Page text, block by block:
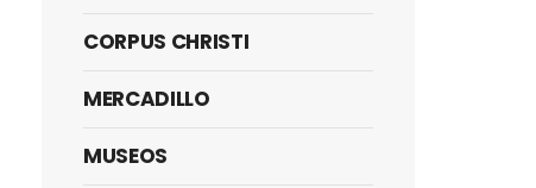
CORPUS CHRISTI
MERCADILLO
MUSEOS